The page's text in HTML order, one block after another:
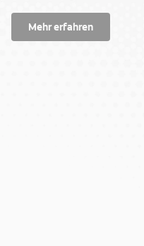
Mehr erfahren